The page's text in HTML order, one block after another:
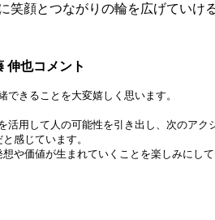
顔とつながりの輪を広げていけ
伸也コメント
きることを大変嬉しく思います。
用して人の可能性を引き出し、次のアク
感じています。
や価値が生まれていくことを楽しみにして